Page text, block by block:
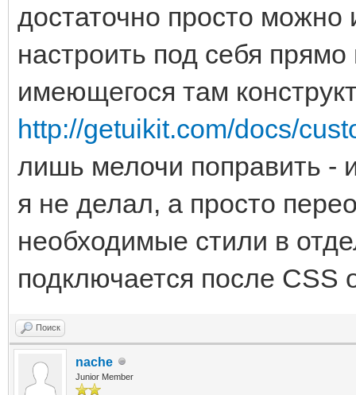
достаточно просто
настроить под себя
имеющегося там
http://getuikit.com/docs/
лишь мелочи поправить -
я не делал, а просто
необходимые стили в
подключается после CSS
Поиск
nache
Junior Member